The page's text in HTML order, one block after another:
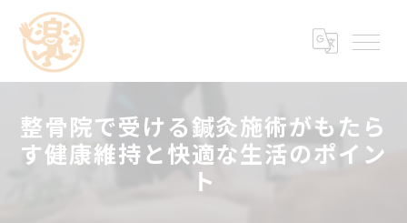
整骨院で受ける鍼灸施術がもたら
す健康維持と快適な生活のポイン
ト